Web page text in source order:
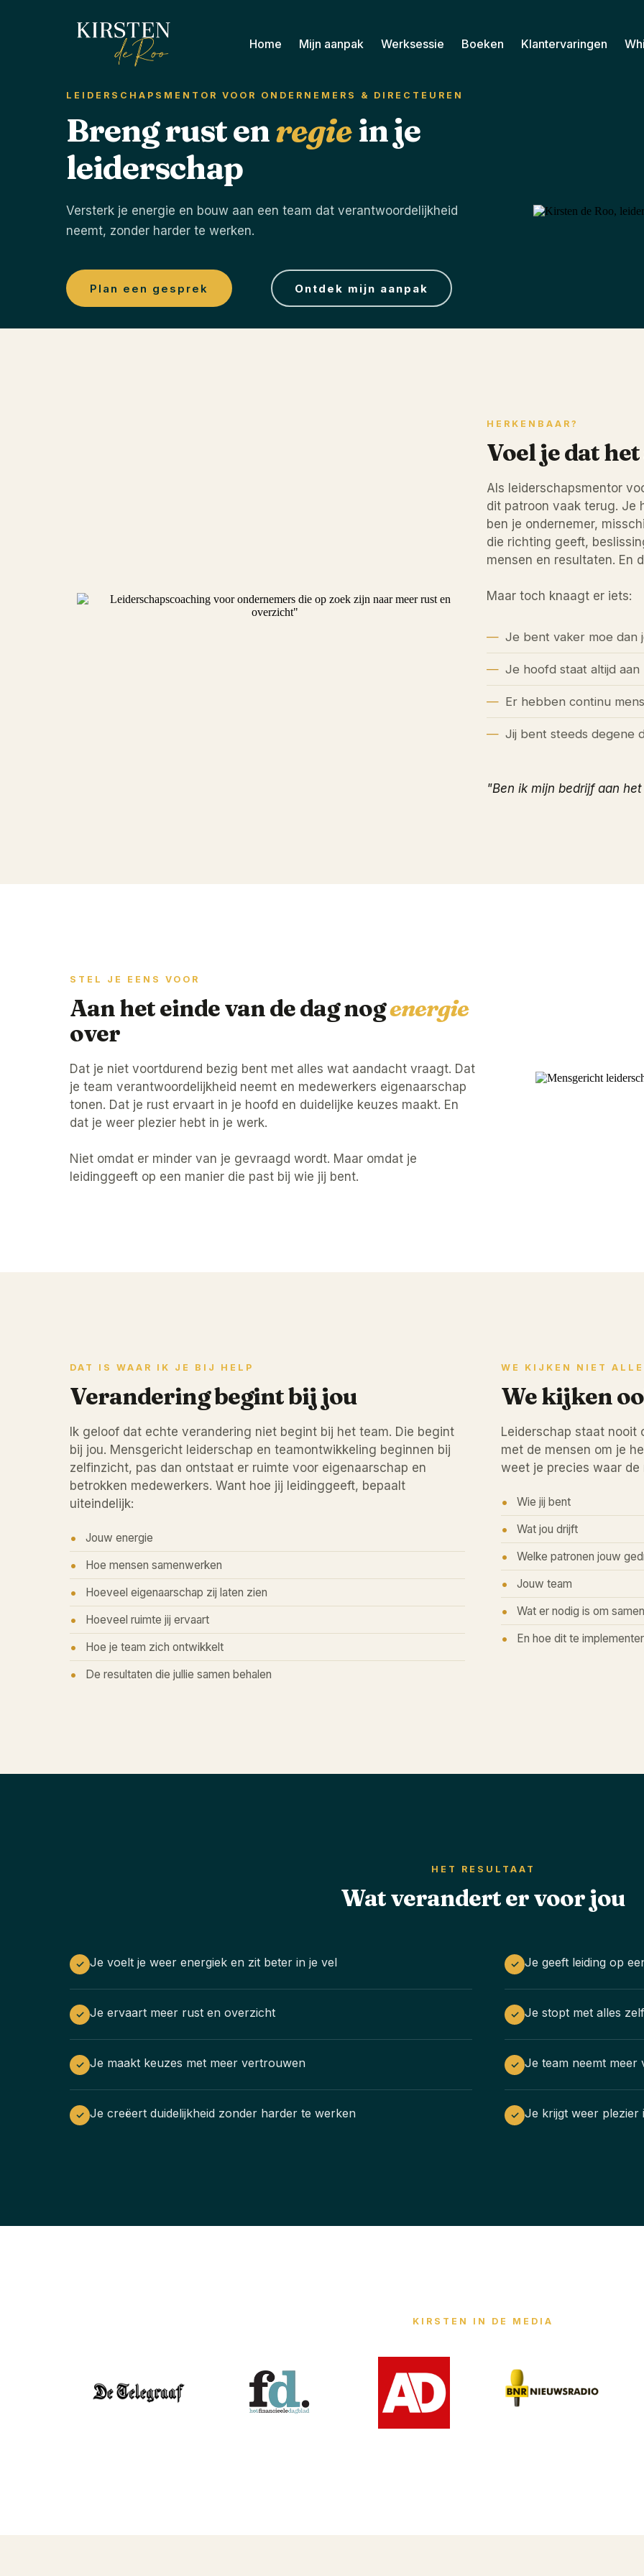
Home Mijn aanpak Werksessie Boeken Klantervaringen
LEIDERSCHAPSMENTOR VOOR ONDERNEMERS & DIRECTEUREN
Breng rust enregiein je
leiderschap
Versterk je energie en bouw aan een team dat verantwoordelijkheid
neemt, zonder harder te werken.
Plan een gesprek Ontdek mijn aanpak
HERKENBAAR?
Voel je dat
Als leiderschapsmentor
dit patroon vaak terug. Je
ben je ondernemer,
die richting geeft,
mensen en resultaten. En
Maar toch knaagt er iets:
Je bent vaker moe dan
Je hoofd staat altijd aan
Er hebben continu
Jij bent steeds degene
"Ben ik mijn bedrijf aan
STEL JE EENS VOOR
Aan het einde van de dag nogenergie
over
Dat je niet voortdurend bezig bent met alles wat aandacht vraagt. Dat
je team verantwoordelijkheid neemt en medewerkers eigenaarschap
tonen. Dat je rust ervaart in je hoofd en duidelijke keuzes maakt. En
dat je weer plezier hebt in je werk.
Niet omdat er minder van je gevraagd wordt. Maar omdat je
leidinggeeft op een manier die past bij wie jij bent.
DAT IS WAAR IK JE BIJ HELP
Verandering begint bij jou
Ik geloof dat echte verandering niet begint bij het team. Die begint
bij jou. Mensgericht leiderschap en teamontwikkeling beginnen bij
zelfinzicht, pas dan ontstaat er ruimte voor eigenaarschap en
betrokken medewerkers. Want hoe jij leidinggeeft, bepaalt
uiteindelijk:
Jouw energie
Hoe mensen samenwerken
Hoeveel eigenaarschap zij laten zien
Hoeveel ruimte jij ervaart
Hoe je team zich ontwikkelt
De resultaten die jullie samen behalen
WE KIJKEN NIET
We kijken
Leiderschap staat nooit
met de mensen om je
weet je precies waar
Wie jij bent
Wat jou drijft
Welke patronen jouw
Jouw team
Wat er nodig is om
En hoe dit te
HET RESULTAAT
Wat verandert er voor jou
✓ Je voelt je weer energiek en zit beter in je vel
✓ Je ervaart meer rust en overzicht
✓ Je maakt keuzes met meer vertrouwen
✓ Je creëert duidelijkheid zonder harder te werken
✓ Je geeft leiding op
✓ Je stopt met alles
✓ Je team neemt meer
✓ Je krijgt weer plezier
KIRSTEN IN DE MEDIA